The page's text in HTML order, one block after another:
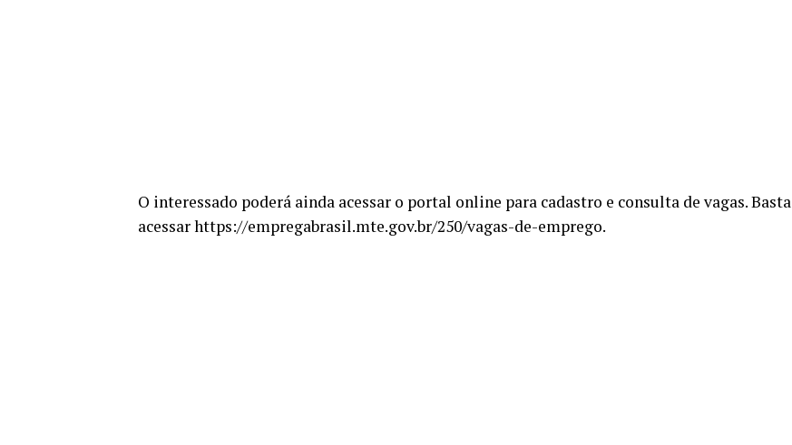
O interessado poderá ainda acessar o portal online para cadastro e consulta de vagas. Basta
acessar https://empregabrasil.mte.gov.br/250/vagas-de-emprego.